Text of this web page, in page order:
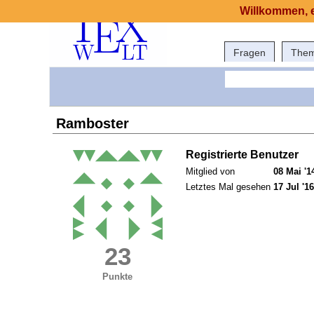
Fragen
Ramboster
23
Punkte
Registrierte Benutzer
Mitglied von
08 Mai
Letztes Mal gesehen 17 Jul
Willkommen,